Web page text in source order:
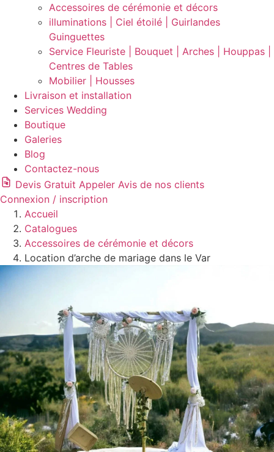
Accessoires de cérémonie et décors
illuminations | Ciel étoilé | Guirlandes
Guinguettes
Service Fleuriste | Bouquet | Arches | Houppas |
Centres de Tables
Mobilier | Housses
Livraison et installation
Services Wedding
Boutique
Galeries
Blog
Contactez-nous
Devis Gratuit Appeler Avis de nos clients
Connexion / inscription
Accueil
Catalogues
Accessoires de cérémonie et décors
Location d’arche de mariage dans le Var